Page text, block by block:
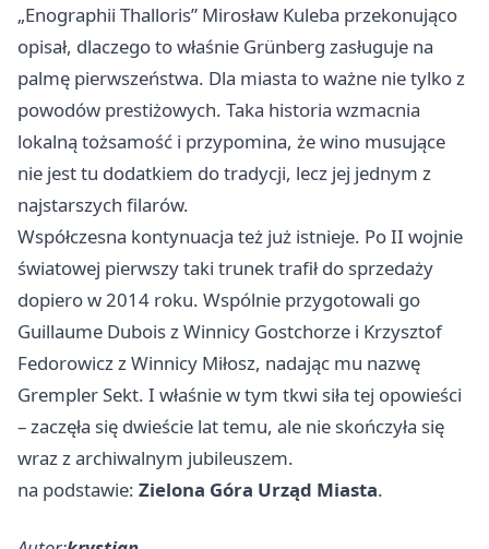
„Enographii Thalloris” Mirosław Kuleba przekonująco
opisał, dlaczego to właśnie Grünberg zasługuje na
palmę pierwszeństwa. Dla miasta to ważne nie tylko z
powodów prestiżowych. Taka historia wzmacnia
lokalną tożsamość i przypomina, że wino musujące
nie jest tu dodatkiem do tradycji, lecz jej jednym z
najstarszych filarów.
Współczesna kontynuacja też już istnieje. Po II wojnie
światowej pierwszy taki trunek trafił do sprzedaży
dopiero w 2014 roku. Wspólnie przygotowali go
Guillaume Dubois z Winnicy Gostchorze i Krzysztof
Fedorowicz z Winnicy Miłosz, nadając mu nazwę
Grempler Sekt. I właśnie w tym tkwi siła tej opowieści
– zaczęła się dwieście lat temu, ale nie skończyła się
wraz z archiwalnym jubileuszem.
na podstawie: Zielona Góra Urząd Miasta.